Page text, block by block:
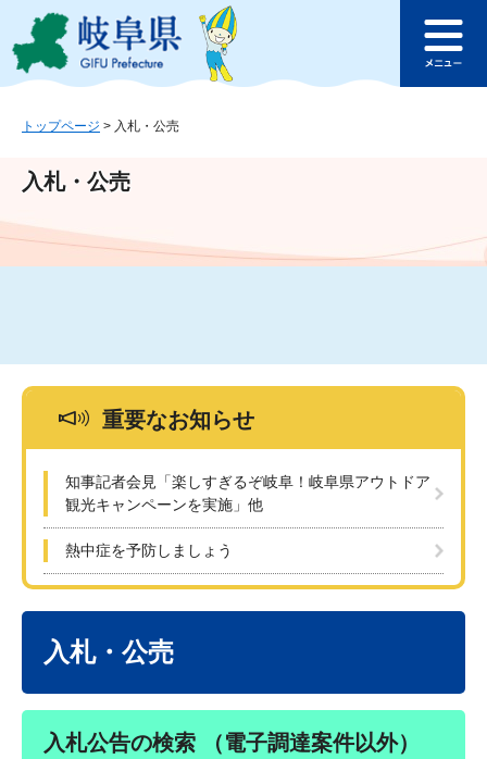
ジ
ュ
文
このページの本文へ
ュ
トップページ > 入札・公売
入札・公売
重要なお知らせ
知事記者会見「楽しすぎるぞ岐阜！岐阜県アウトドア
観光キャンペーンを実施」他
熱中症を予防しましょう
入札・公売
入札公告の検索 （電子調達案件以外）